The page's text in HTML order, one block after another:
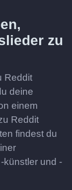
zu
Reddit
deine
einem
Reddit
findest du
künstler und -